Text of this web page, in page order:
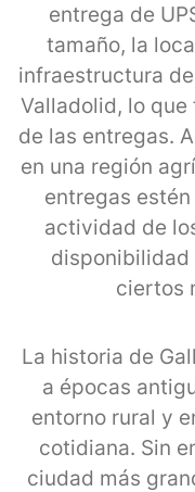
entrega de
tamaño, la
infraestructura
Valladolid, lo
de las entregas.
en una región
entregas
actividad de
disponibilidad
ciertos
La historia de
a épocas
entorno rural y
cotidiana. Sin
ciudad más